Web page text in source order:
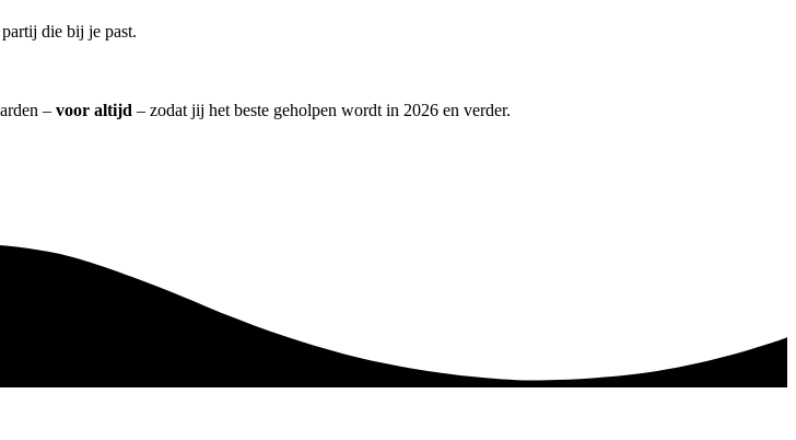
die bij je past.
– voor altijd – zodat jij het beste geholpen wordt in 2026 en verder.